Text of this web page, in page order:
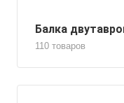
Балка
110 товаров